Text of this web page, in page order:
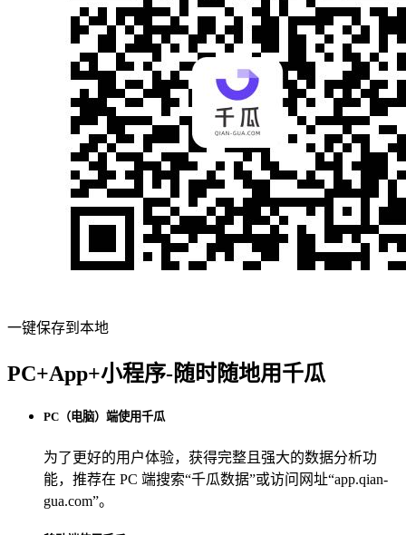
一键保存到本地
PC+App+小程序-随时随地用千瓜
PC（电脑）端使用千瓜
为了更好的用户体验，获得完整且强大的数据分析功
能，推荐在 PC 端搜索“千瓜数据”或访问网址“app.qian-
gua.com”。